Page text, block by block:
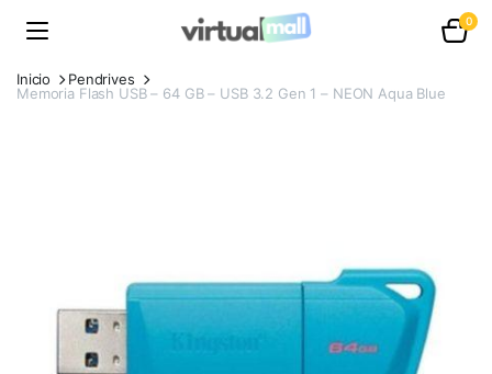
0
Inicio
Pendrives
Memoria Flash USB – 64 GB – USB 3.2 Gen 1 – NEON Aqua Blue